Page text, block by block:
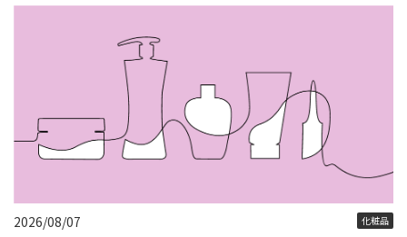
2026/08/07 化粧品